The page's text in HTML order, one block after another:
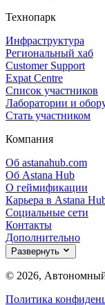
Технопарк
Инфраструктура
Региональный хаб
Customer Support
Expat Centre
Список участников
Лаборатории и
Стать участником
Компания
Об astanahub.com
Об Astana Hub
О геймификации
Карьера в Astana
Социальные сети
Контакты
Дополнительно
Развернуть
© 2026,
Политика